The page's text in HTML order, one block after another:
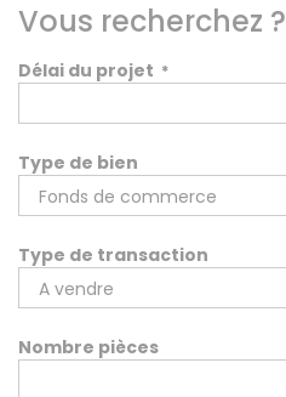
Vous recherchez ?
Délai du projet *
Type de bien
Type de transaction
Nombre pièces